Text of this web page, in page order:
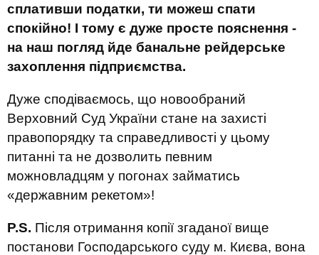
сплативши податки, ти можеш спати
спокійно! І тому є дуже просте пояснення -
на наш погляд йде банальне рейдерське
захоплення підприємства.
Дуже сподіваємось, що новообраний
Верховний Суд України стане на захисті
правопорядку та справедливості у цьому
питанні та не дозволить певним
можновладцям у погонах займатись
«державним рекетом»!
P.S. Після отримання копії згаданої вище
постанови Господарського суду м. Києва, вона